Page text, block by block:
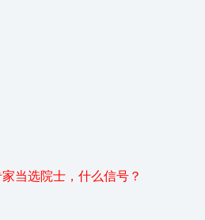
当选院士，什么信号？